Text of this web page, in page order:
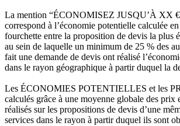
La mention “ÉCONOMISEZ JUSQU’À XX
correspond à l’économie potentielle calculée
fourchette entre la proposition de devis la plus
au sein de laquelle un minimum de 25 % des
fait une demande de devis ont réalisé
dans le rayon géographique à partir duquel la
Les ÉCONOMIES POTENTIELLES et les
calculés grâce à une moyenne globale des prix
réalisés sur les propositions de devis d’une
services dans le rayon à partir duquel ils sont